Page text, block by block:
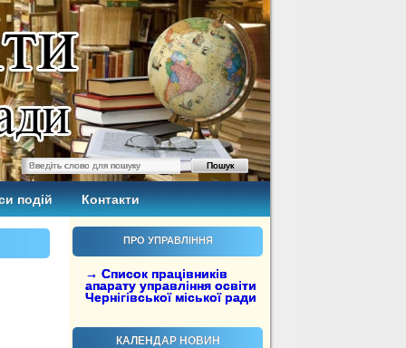
подій Контакти
ПРО УПРАВЛІННЯ
→ Список працівників
апарату управління освіти
Чернігівської міської ради
КАЛЕНДАР НОВИН